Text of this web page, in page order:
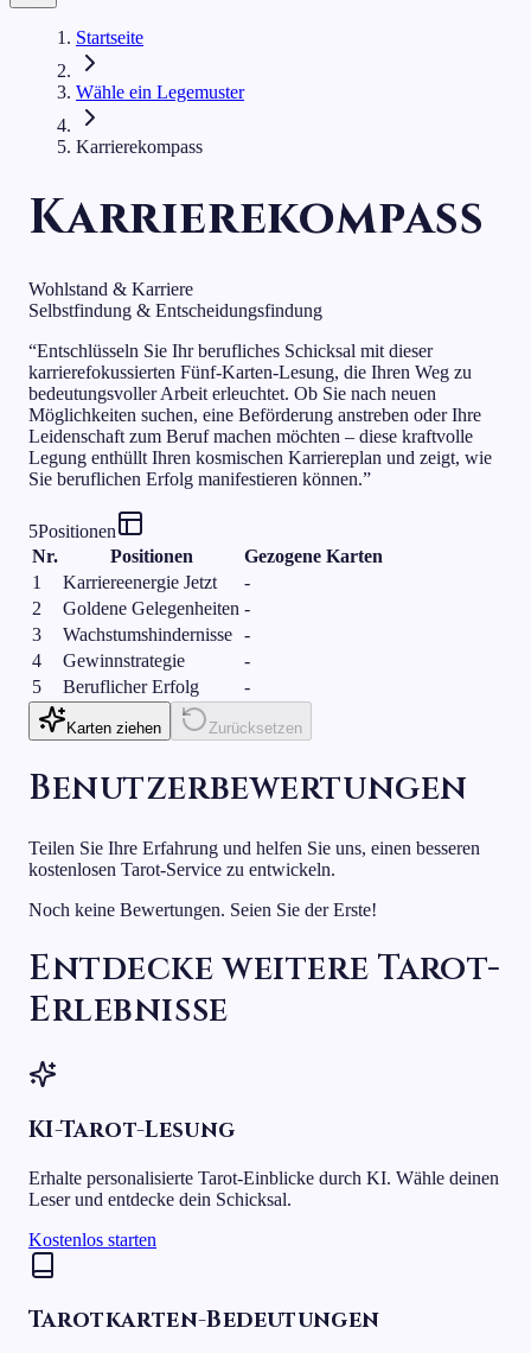
Startseite
Wähle ein Legemuster
Karrierekompass
Karrierekompass
Wohlstand & Karriere
Selbstfindung & Entscheidungsfindung
“Entschlüsseln Sie Ihr berufliches Schicksal mit dieser
karrierefokussierten Fünf-Karten-Lesung, die Ihren Weg zu
bedeutungsvoller Arbeit erleuchtet. Ob Sie nach neuen
Möglichkeiten suchen, eine Beförderung anstreben oder Ihre
Leidenschaft zum Beruf machen möchten – diese kraftvolle
Legung enthüllt Ihren kosmischen Karriereplan und zeigt, wie
Sie beruflichen Erfolg manifestieren können.”
5Positionen
Nr.
Positionen
Gezogene Karten
1
Karriereenergie Jetzt
-
2
Goldene Gelegenheiten -
3
Wachstumshindernisse -
4
Gewinnstrategie
-
5
Beruflicher Erfolg -
Karten ziehen Zurücksetzen
Benutzerbewertungen
Teilen Sie Ihre Erfahrung und helfen Sie uns, einen besseren
kostenlosen Tarot-Service zu entwickeln.
Noch keine Bewertungen. Seien Sie der Erste!
Entdecke weitere Tarot-
Erlebnisse
KI-Tarot-Lesung
Erhalte personalisierte Tarot-Einblicke durch KI. Wähle deinen
Leser und entdecke dein Schicksal.
Kostenlos starten
Tarotkarten-Bedeutungen